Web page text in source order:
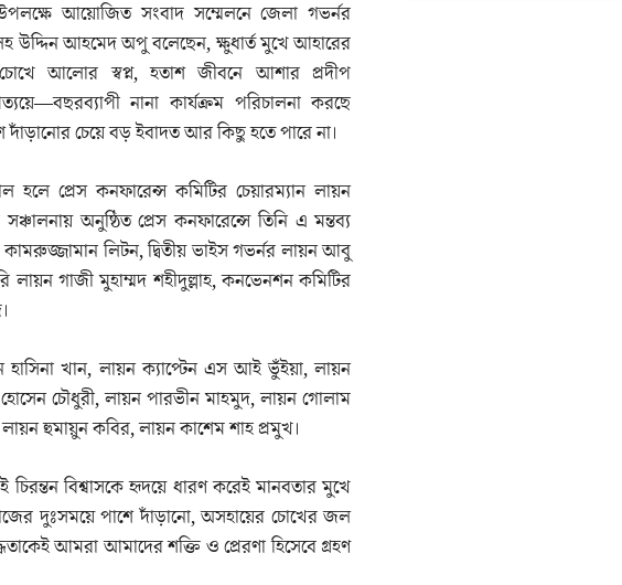
আয়োজিত সংবাদ সম্মেলনে জেলা গভর্নর
উদ্দিন আহমেদ অপু বলেছেন, ক্ষুধার্ত মুখে আহারের
আলোর স্বপ্ন, হতাশ জীবনে আশার প্রদীপ
নানা কার্যক্রম পরিচালনা করছে
চেয়ে বড় ইবাদত আর কিছু হতে পারে না।
হলে প্রেস কনফারেন্স কমিটির চেয়ারম্যান লায়ন
অনুষ্ঠিত প্রেস কনফারেন্সে তিনি এ মন্তব্য
লিটন, দ্বিতীয় ভাইস গভর্নর লায়ন আবু
লায়ন গাজী মুহাম্মদ শহীদুল্লাহ, কনভেনশন কমিটির
হাসিনা খান, লায়ন ক্যাপ্টেন এস আই ভুঁইয়া, লায়ন
চৌধুরী, লায়ন পারভীন মাহমুদ, লায়ন গোলাম
হুমায়ুন কবির, লায়ন কাশেম শাহ প্রমুখ।
বিশ্বাসকে হৃদয়ে ধারণ করেই মানবতার মুখে
দুঃসময়ে পাশে দাঁড়ানো, অসহায়ের চোখের জল
আমরা আমাদের শক্তি ও প্রেরণা হিসেবে গ্রহণ